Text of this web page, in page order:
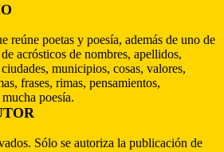
reúne poetas y poesía, además de uno de
acrósticos de nombres, apellidos,
municipios, cosas, valores,
frases, rimas, pensamientos,
poesía.
Sólo se autoriza la publicación de